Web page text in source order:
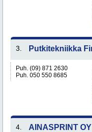
3. Putkitekniikka
Puh. (09) 871 2630
Puh. 050 550 8685
4. AINASPRINT OY